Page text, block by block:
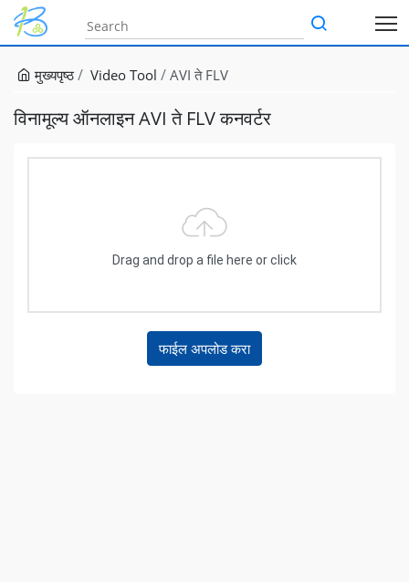
मुख्यपृष्ठ Video Tool AVI ते FLV
विनामूल्य ऑनलाइन AVI ते FLV कनवर्टर
Drag and drop a file here or click